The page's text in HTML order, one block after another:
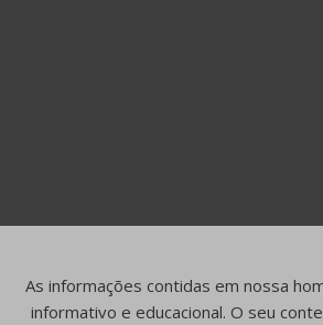
As informações contidas em nossa
informativo e educacional. O seu